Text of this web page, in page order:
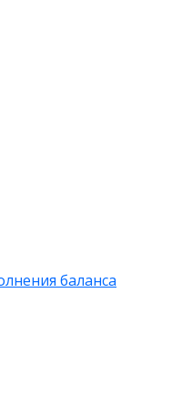
баланса